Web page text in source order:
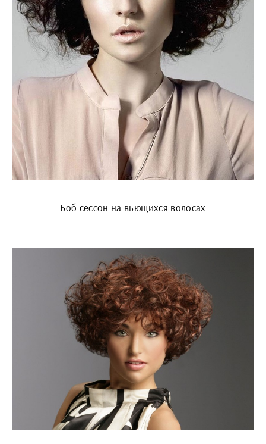
Боб сессон на вьющихся волосах